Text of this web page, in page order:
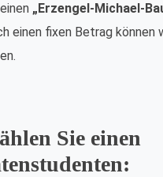
„Erzengel-Michael-
einen fixen Betrag können
Sie einen